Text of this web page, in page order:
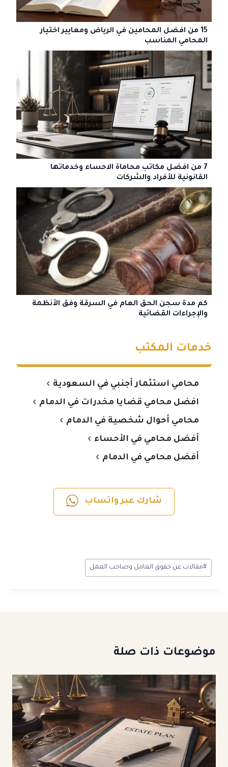
15 من افضل المحامين في الرياض ومعايير اختيار
المحامي المناسب
7 من افضل مكاتب محاماة الاحساء وخدماتها
القانونية للأفراد والشركات
كم مدة سجن الحق العام في السرقة وفق الأنظمة
والإجراءات القضائية
خدمات المكتب
محامي استثمار أجنبي في السعودية
افضل محامي قضايا مخدرات في الدمام
محامي أحوال شخصية في الدمام
أفضل محامي في الأحساء
أفضل محامي في الدمام
شارك عبر واتساب
#مقالات عن حقوق العامل وصاحب العمل
موضوعات ذات صلة